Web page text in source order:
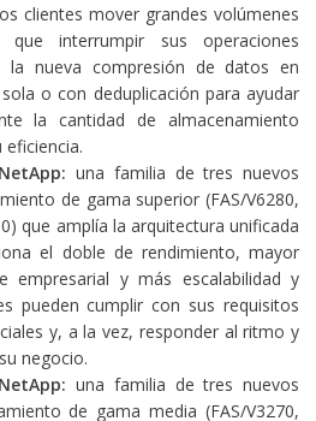
clientes mover grandes volúmenes
interrumpir sus operaciones
la nueva compresión de datos en
o con deduplicación para ayudar
la cantidad de almacenamiento
una familia de tres nuevos
de gama superior (FAS/V6280,
que amplía la arquitectura unificada
el doble de rendimiento, mayor
empresarial y más escalabilidad y
pueden cumplir con sus requisitos
y, a la vez, responder al ritmo y
negocio.
una familia de tres nuevos
de gama media (FAS/V3270,